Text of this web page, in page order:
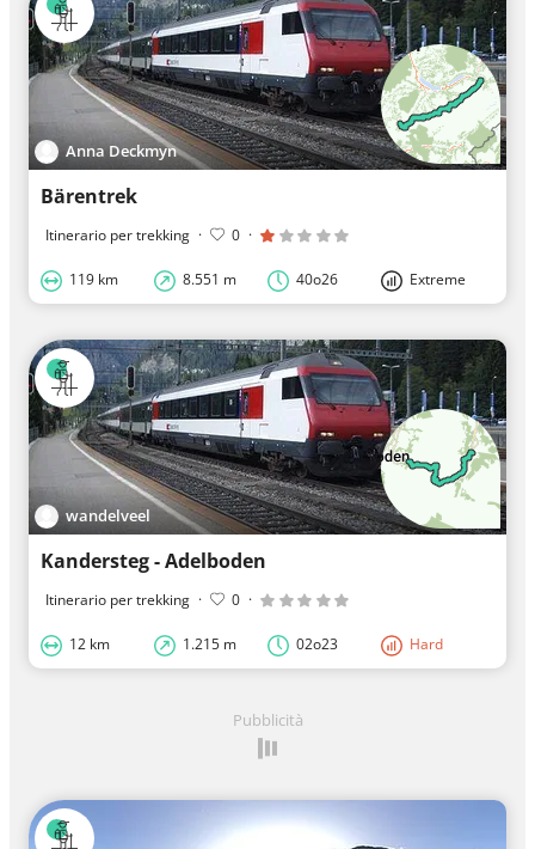
Anna Deckmyn
Bärentrek
Itinerario per trekking · 0 ·
119 km 8.551 m 40o26 Extreme
wandelveel
Kandersteg - Adelboden
Itinerario per trekking · 0 ·
12 km 1.215 m 02o23 Hard
Pubblicità